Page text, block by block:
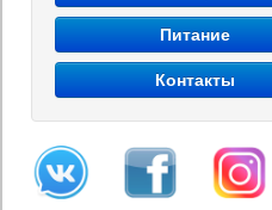
Питание
Контакты